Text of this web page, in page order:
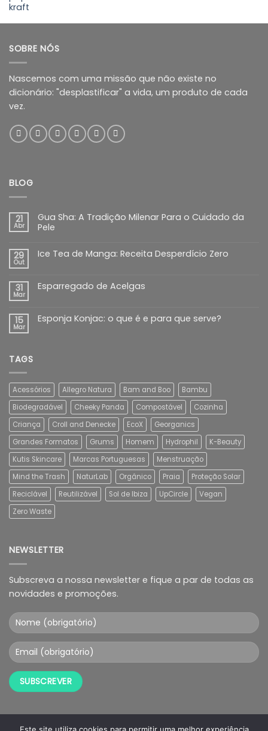
SOBRE NÓS
Nascemos com uma missão que não existe no
dicionário: "desplastificar" a vida, um produto de cada
vez.
BLOG
21
Abr
Gua Sha: A Tradição Milenar Para o Cuidado da
Pele
29
Out
Ice Tea de Manga: Receita Desperdício Zero
31
Mar
Esparregado de Acelgas
15
Mar
Esponja Konjac: o que é e para que serve?
TAGS
Acessórios Allegro Natura Bam and Boo
Bambu
Biodegradável
Cheeky Panda Compostável
Cozinha
Criança
Croll and Denecke EcoX
Georganics
Grandes Formatos
Grums Homem Hydrophil
K-Beauty
Kutis Skincare
Marcas Portuguesas
Menstruação
Mind the Trash
NaturLab Orgânico Praia
Proteção Solar
Reciclável
Reutilizável Sol de Ibiza UpCircle
Vegan
Zero Waste
NEWSLETTER
Subscreva a nossa newsletter e fique a par de todas as
novidades e promoções.